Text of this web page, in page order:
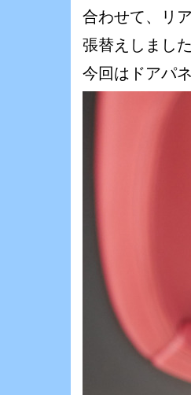
合わせて、リ
張替えしました
今回はドアパ